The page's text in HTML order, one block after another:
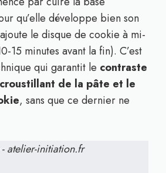
qu’elle développe bien son
le disque de cookie à mi-
15 minutes avant la fin). C’est
qui garantit le contraste
de la pâte et le
, sans que ce dernier ne
atelier-initiation.fr